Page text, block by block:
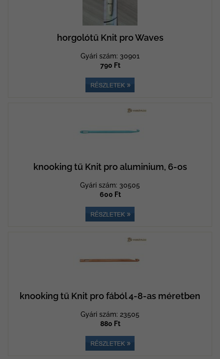
horgolótű Knit pro Waves
Gyári szám: 30901
790 Ft
knooking tű Knit pro aluminium, 6-os
Gyári szám: 30505
600 Ft
knooking tű Knit pro fából 4-8-as méretben
Gyári szám: 23505
880 Ft